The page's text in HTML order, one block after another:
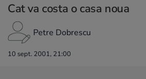
Cat va costa o casa noua
Petre Dobrescu
10 sept. 2001, 21:00